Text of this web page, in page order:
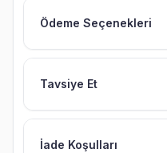
Ödeme Seçenekleri
Tavsiye Et
İade Koşulları